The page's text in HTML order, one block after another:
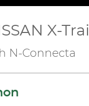
X-Trail
N-Connecta